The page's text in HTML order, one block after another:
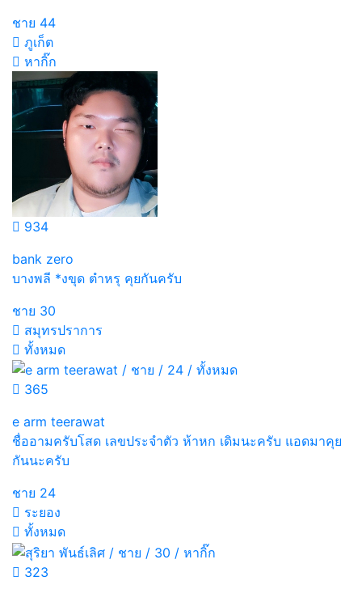
ชาย 44
ภูเก็ต
หากิ๊ก
934
bank zero
บางพลี *งขุด ตำหรุ คุยกันครับ
ชาย 30
สมุทรปราการ
ทั้งหมด
365
e arm teerawat
ชื่ออามครับโสด เลขประจำตัว ห้าหก เดิมนะครับ แอดมาคุย
กันนะครับ
ชาย 24
ระยอง
ทั้งหมด
323